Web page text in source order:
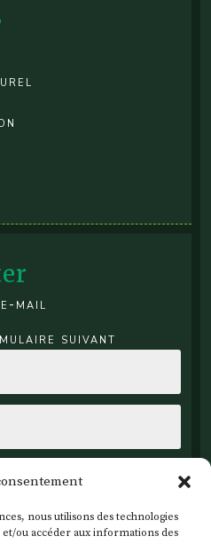
nous utilisons des technologies
ou accéder aux informations des
mail
suivant